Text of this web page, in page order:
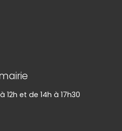
et de 14h à 17h30